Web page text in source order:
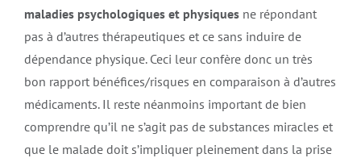
maladies psychologiques et physiques ne répondant
pas à d’autres thérapeutiques et ce sans induire de
dépendance physique. Ceci leur confère donc un très
bon rapport bénéfices/risques en comparaison à d’autres
médicaments. Il reste néanmoins important de bien
comprendre qu’il ne s’agit pas de substances miracles et
que le malade doit s’impliquer pleinement dans la prise